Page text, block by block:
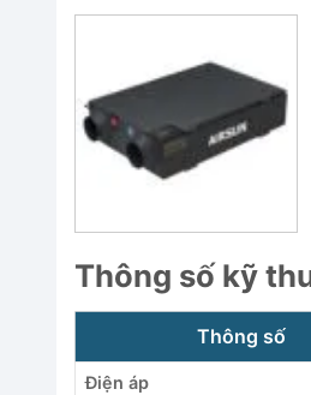
Thông số kỹ
Thông số
Điện áp